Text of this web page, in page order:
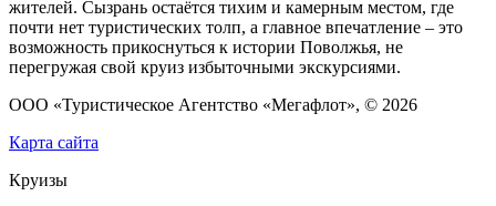
жителей. Сызрань остаётся тихим и камерным местом, где
почти нет туристических толп, а главное впечатление – это
возможность прикоснуться к истории Поволжья, не
перегружая свой круиз избыточными экскурсиями.
ООО «Туристическое Агентство «Мегафлот», © 2026
Карта сайта
Круизы